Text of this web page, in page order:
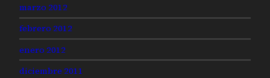
marzo 2012
febrero 2012
enero 2012
diciembre 2011